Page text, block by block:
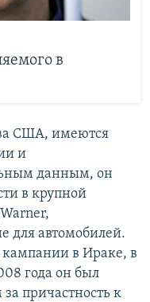
в
США, имеются
и
данным, он
в крупной
для автомобилей.
в Ираке, в
года он был
причастность к